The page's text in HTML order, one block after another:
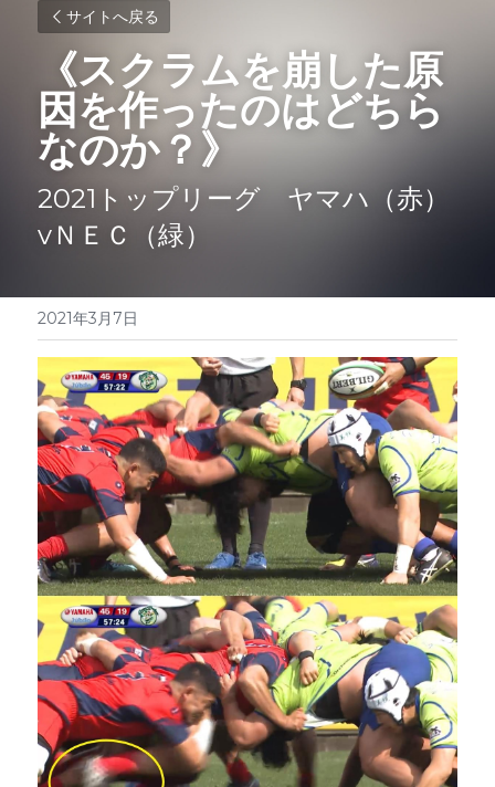
サイトへ戻る
《スクラムを崩した原
因を作ったのはどちら
なのか？》
2021トップリーグ　ヤマハ（赤）
vＮＥＣ（緑）
2021年3月7日